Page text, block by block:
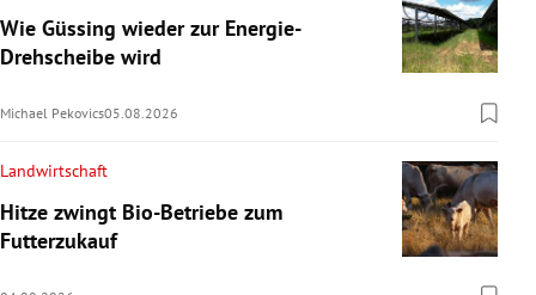
Wie Güssing wieder zur Energie-
Drehscheibe wird
Michael Pekovics05.08.2026
Landwirtschaft
Hitze zwingt Bio-Betriebe zum
Futterzukauf